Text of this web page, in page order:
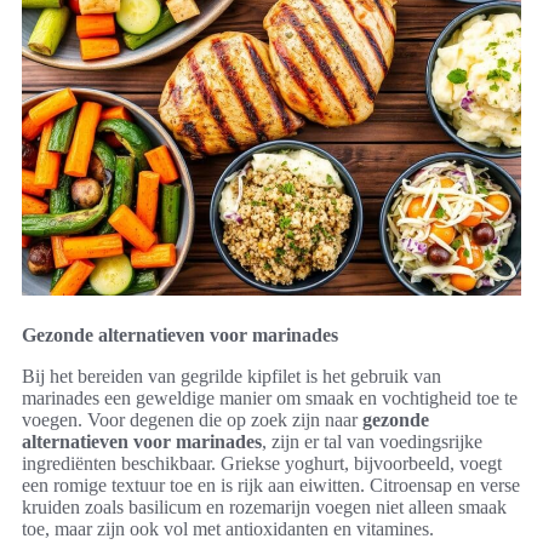
Gezonde alternatieven voor marinades
Bij het bereiden van gegrilde kipfilet is het gebruik van
marinades een geweldige manier om smaak en vochtigheid toe te
voegen. Voor degenen die op zoek zijn naargezonde
alternatieven voor marinades, zijn er tal van voedingsrijke
ingrediënten beschikbaar. Griekse yoghurt, bijvoorbeeld, voegt
een romige textuur toe en is rijk aan eiwitten. Citroensap en verse
kruiden zoals basilicum en rozemarijn voegen niet alleen smaak
toe, maar zijn ook vol met antioxidanten en vitamines.